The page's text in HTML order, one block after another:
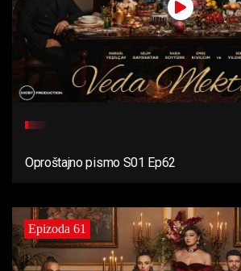
Oproštajno pismo S01 Ep62
Epizoda 61